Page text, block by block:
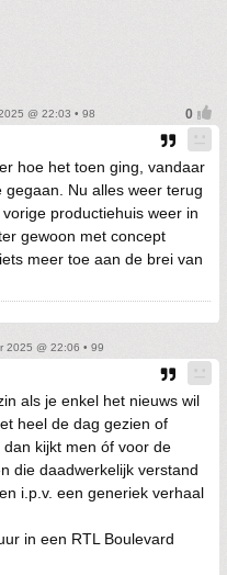
@ 22:03 • 98
hoe het toen ging, vandaar
Nu alles weer terug
productiehuis weer in
gewoon met concept
meer toe aan de brei van
2025 @ 22:06 • 99
als je enkel het nieuws wil
heel de dag gezien of
kijkt men óf voor de
die daadwerkelijk verstand
i.p.v. een generiek verhaal
in een RTL Boulevard